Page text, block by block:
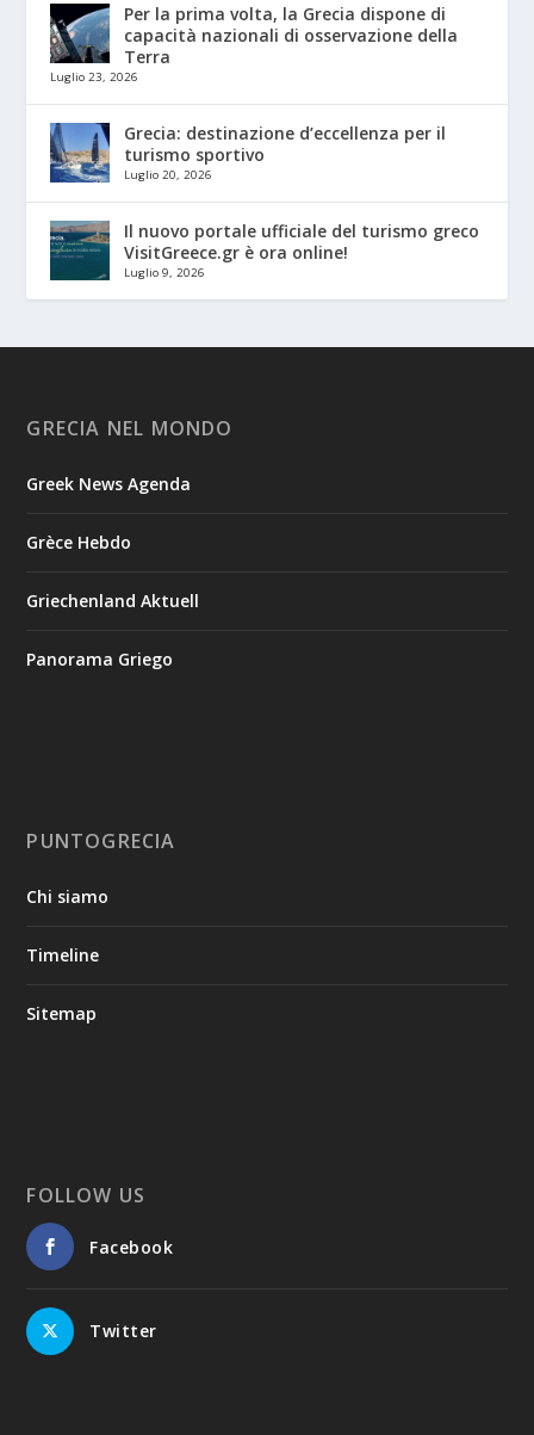
Per la prima volta, la Grecia dispone di
capacità nazionali di osservazione della
Terra
Luglio 23, 2026
Grecia: destinazione d’eccellenza per il
turismo sportivo
Luglio 20, 2026
Il nuovo portale ufficiale del turismo greco
VisitGreece.gr è ora online!
Luglio 9, 2026
GRECIA NEL MONDO
Greek News Agenda
Grèce Hebdo
Griechenland Aktuell
Panorama Griego
PUNTOGRECIA
Chi siamo
Timeline
Sitemap
FOLLOW US
Facebook
Twitter